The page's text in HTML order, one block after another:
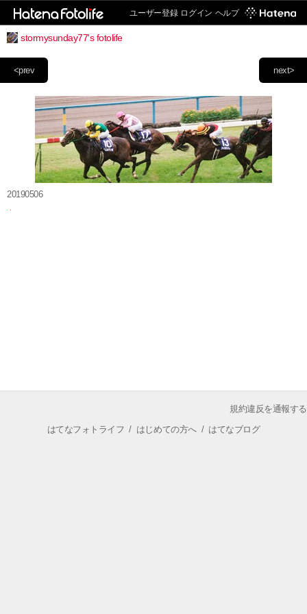
ユーザー登録 ログイン ヘルプ
stormysunday77's fotolife
next>
<prev
20190506
規約違反を通報する
はてなフォトライフ / はじめての方へ/ はてなブログ